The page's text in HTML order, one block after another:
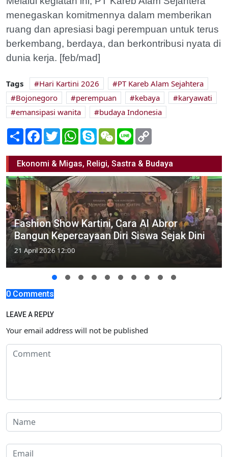
menegaskan komitmennya dalam memberikan
ruang dan apresiasi bagi perempuan untuk terus
berkembang, berdaya, dan berkontribusi nyata di
dunia kerja. [feb/mad]
Tags Hari Kartini 2026
PT Kareb Alam Sejahtera
Bojonegoro
perempuan kebaya
karyawati
emansipasi wanita
budaya Indonesia
Share Facebook
TwitterWhatsApp
SkypeWeChatLine
Ekonomi & Migas, Religi, Sastra & Budaya
Fashion Show Kartini, Cara Al Abror
Bangun Kepercayaan Diri Siswa Sejak Dini
21 April 2026 12:00
0 Comments
LEAVE A REPLY
Your email address will not be published